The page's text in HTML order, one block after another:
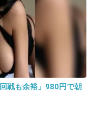
周囲が煽ってい
戦も余裕」980円で朝